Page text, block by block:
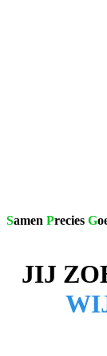
Samen Precies G
JIJ